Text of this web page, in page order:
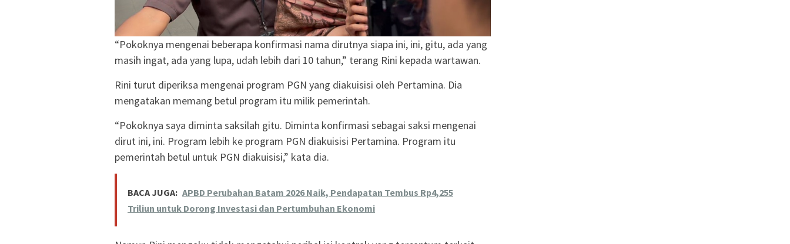
“Pokoknya mengenai beberapa konfirmasi nama dirutnya siapa ini, ini, gitu, ada yang
masih ingat, ada yang lupa, udah lebih dari 10 tahun,” terang Rini kepada wartawan.
Rini turut diperiksa mengenai program PGN yang diakuisisi oleh Pertamina. Dia
mengatakan memang betul program itu milik pemerintah.
“Pokoknya saya diminta saksilah gitu. Diminta konfirmasi sebagai saksi mengenai
dirut ini, ini. Program lebih ke program PGN diakuisisi Pertamina. Program itu
pemerintah betul untuk PGN diakuisisi,” kata dia.
BACA JUGA: APBD Perubahan Batam 2026 Naik, Pendapatan Tembus Rp4,255
Triliun untuk Dorong Investasi dan Pertumbuhan Ekonomi